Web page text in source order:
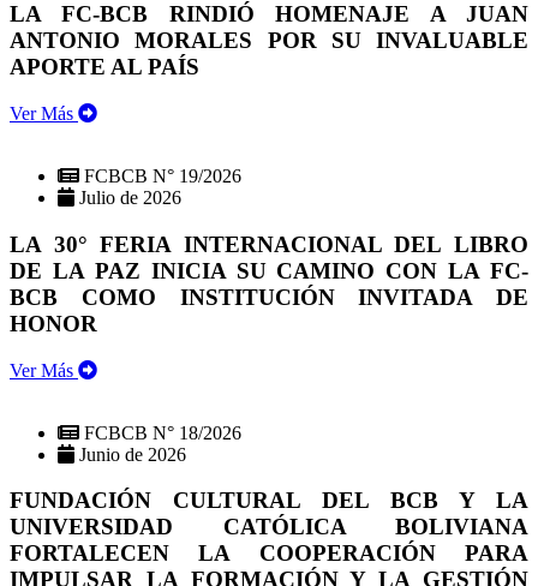
LA FC-BCB RINDIÓ HOMENAJE A JUAN
ANTONIO MORALES POR SU INVALUABLE
APORTE AL PAÍS
Ver Más
FCBCB N° 19/2026
Julio de 2026
LA 30° FERIA INTERNACIONAL DEL LIBRO
DE LA PAZ INICIA SU CAMINO CON LA FC-
BCB COMO INSTITUCIÓN INVITADA DE
HONOR
Ver Más
FCBCB N° 18/2026
Junio de 2026
FUNDACIÓN CULTURAL DEL BCB Y LA
UNIVERSIDAD CATÓLICA BOLIVIANA
FORTALECEN LA COOPERACIÓN PARA
IMPULSAR LA FORMACIÓN Y LA GESTIÓN